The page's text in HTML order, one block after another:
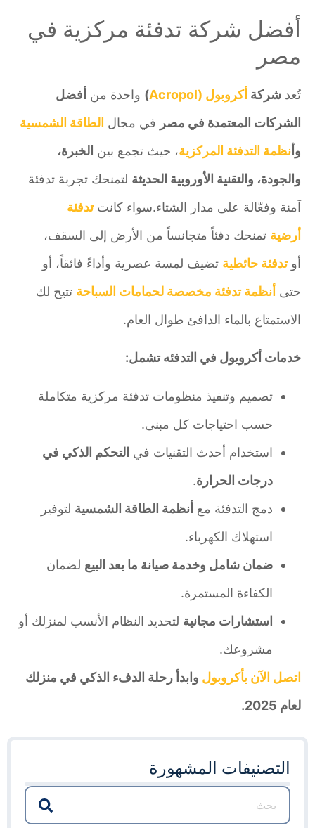
أفضل شركة تدفئة مركزية في
مصر
تُعدشركةأكروبول (Acropol )واحدة منأفضل
الشركات المعتمدة في مصرفي مجالالطاقة الشمسية
نظمة التدفئة المركزية ، حيث تجمع بينالخبرة،
والجودة، والتقنية الأوروبية الحديثةلتمنحك تجربة تدفئة
آمنة وفعّالة على مدار الشتاء.سواء كانتتدفئة
أرضيةتمنحك دفئاً متجانساً من الأرض إلى السقف،
تدفئة حائطيةتضيف لمسة عصرية وأداءً فائقاً، أو
حتى أنظمة تدفئة مخصصة لحمامات السباحةتتيح لك
الاستمتاع بالماء الدافئ طوال العام.
خدمات أكروبول في التدفئه تشمل:
تصميم وتنفيذ منظومات تدفئة مركزية متكاملة
حسب احتياجات كل مبنى.
استخدام أحدث التقنيات فيالتحكم الذكي في
درجات الحرارة.
دمج التدفئة معأنظمة الطاقة الشمسيةلتوفير
استهلاك الكهرباء.
ضمان شامل وخدمة صيانة ما بعد البيعلضمان
الكفاءة المستمرة.
استشارات مجانيةلتحديد النظام الأنسب لمنزلك أو
مشروعك.
اتصل الآن بأكروبولوابدأ رحلة الدفء الذكي في منزلك
لعام 2025.
التصنيفات المشهورة